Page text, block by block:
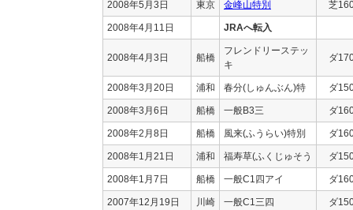
2008年5月3日 東京 金峰山特別 芝
2008年4月11日 JRAへ転入
2008年4月3日 船橋
フレンドリーステッ
キ
ダ
2008年3月20日 浦和 春分(しゅんぶん)特 ダ
2008年3月6日 船橋 一般B3三 ダ
2008年2月8日 船橋 風来(ふうらい)特別 ダ
2008年1月21日 浦和 福寿草(ふくじゅそう ダ
2008年1月7日 船橋 一般C1四アイ ダ
2007年12月19日 川崎 一般C1三四 ダ